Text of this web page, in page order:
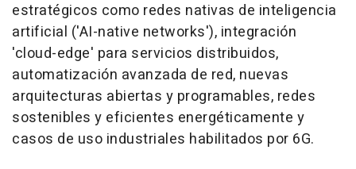
estratégicos como redes nativas de inteligencia
artificial ('AI-native networks'), integración
'cloud-edge' para servicios distribuidos,
automatización avanzada de red, nuevas
arquitecturas abiertas y programables, redes
sostenibles y eficientes energéticamente y
casos de uso industriales habilitados por 6G.